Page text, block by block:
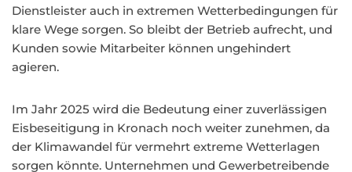
Dienstleister auch in extremen Wetterbedingungen für
klare Wege sorgen. So bleibt der Betrieb aufrecht, und
Kunden sowie Mitarbeiter können ungehindert
agieren.
Im Jahr 2025 wird die Bedeutung einer zuverlässigen
Eisbeseitigung in Kronach noch weiter zunehmen, da
der Klimawandel für vermehrt extreme Wetterlagen
sorgen könnte. Unternehmen und Gewerbetreibende